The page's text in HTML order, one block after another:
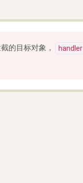
的目标对象， handler